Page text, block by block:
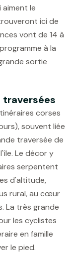
aiment le
ici de
vont de 14 à
à la
sortie
traversées
corses
souvent liée
traversée de
Le décor y
serpentent
d'altitude,
rural, au cœur
La très grande
les cyclistes
en famille
le pied.